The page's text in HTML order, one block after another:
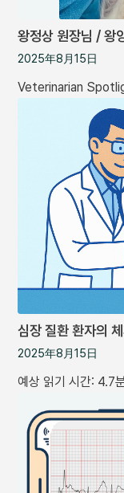
왕정상 원장님 / 왕
2025年8月15日
Veterinarian
심장 질환 환자의
2025年8月15日
예상 읽기 시간: 4.7